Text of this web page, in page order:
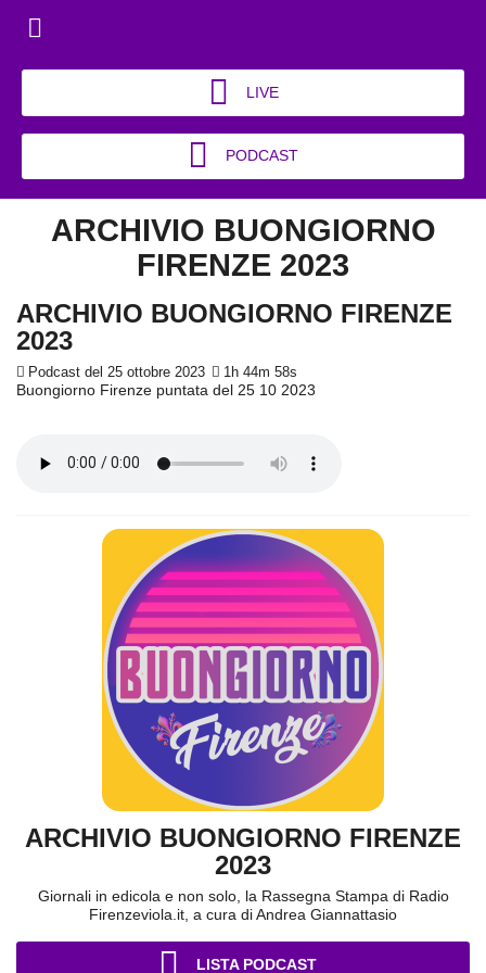
LIVE
PODCAST
ARCHIVIO BUONGIORNO
FIRENZE 2023
ARCHIVIO BUONGIORNO FIRENZE
2023
Podcast del 25 ottobre 2023 1h 44m 58s
Buongiorno Firenze puntata del 25 10 2023
ARCHIVIO BUONGIORNO FIRENZE
2023
Giornali in edicola e non solo, la Rassegna Stampa di Radio
Firenzeviola.it, a cura di Andrea Giannattasio
LISTA PODCAST